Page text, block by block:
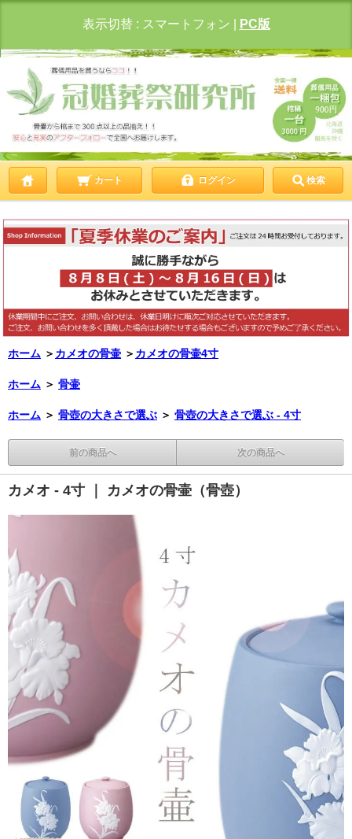
表示切替 : スマートフォン PC版
カート ログイン 検索
ホーム ＞ カメオの骨壷 ＞ カメオの骨壷4寸
ホーム ＞ 骨壷
ホーム ＞ 骨壺の大きさで選ぶ ＞ 骨壺の大きさで選ぶ - 4寸
前の商品へ 次の商品へ
カメオ - 4寸 ｜ カメオの骨壷（骨壺）